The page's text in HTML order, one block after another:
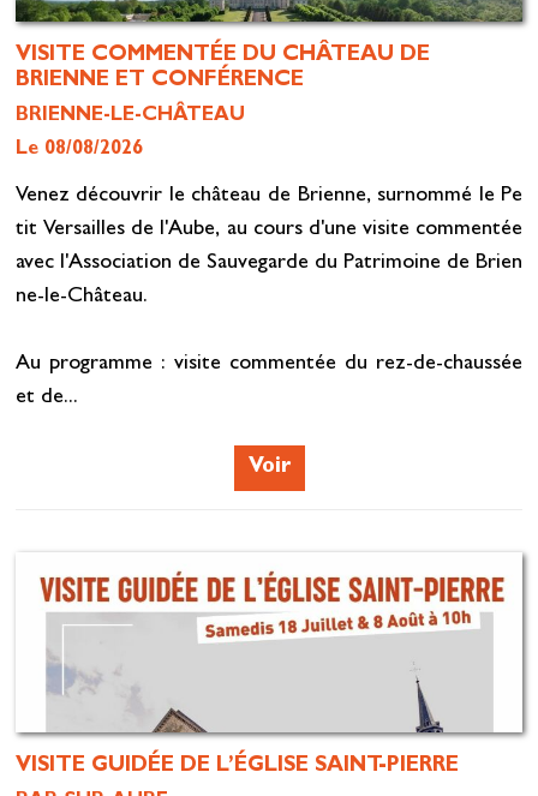
VISITE COMMENTÉE DU CHÂTEAU DE
BRIENNE ET CONFÉRENCE
BRIENNE-LE-CHÂTEAU
Le 08/08/2026
Venez découvrir le château de Brienne, surnommé le Pe
tit Versailles de l'Aube, au cours d'une visite commentée
avec l'Association de Sauvegarde du Patrimoine de Brien
ne-le-Château.
Au programme : visite commentée du rez-de-chaussée
et de...
Voir
VISITE GUIDÉE DE L’ÉGLISE SAINT-PIERRE